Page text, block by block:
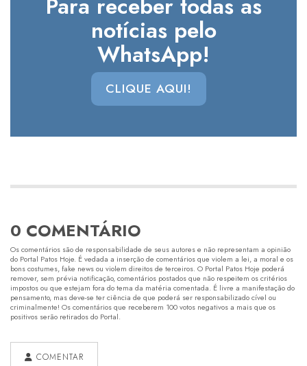
notícias pelo
WhatsApp!
CLIQUE AQUI!
0 COMENTÁRIO
Os comentários são de responsabilidade de seus autores e não representam a opinião
do Portal Patos Hoje. É vedada a inserção de comentários que violem a lei, a moral e os
bons costumes, fake news ou violem direitos de terceiros. O Portal Patos Hoje poderá
remover, sem prévia notificação, comentários postados que não respeitem os critérios
impostos ou que estejam fora do tema da matéria comentada. É livre a manifestação do
pensamento, mas deve-se ter ciência de que poderá ser responsabilizado cível ou
criminalmente! Os comentários que receberem 100 votos negativos a mais que os
positivos serão retirados do Portal.
COMENTAR